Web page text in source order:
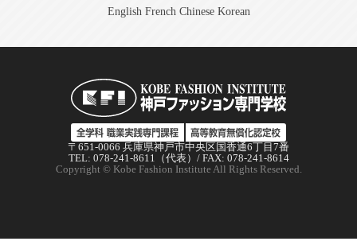
English French Chinese Korean
〒651-0066 兵庫県神戸市中央区国香通6丁目7番
TEL: 078-241-8611（代表）/ FAX: 078-241-8614
Copyright © Kobe Fashion Institute All Rights Reserved.